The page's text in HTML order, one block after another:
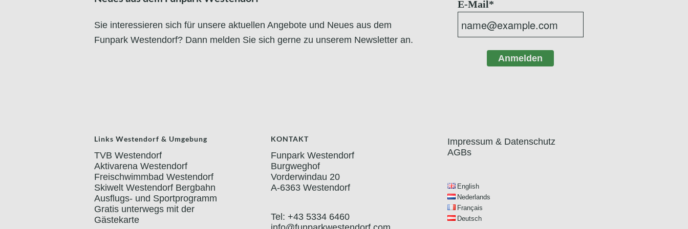
Sie interessieren sich für unsere aktuellen Angebote und Neues aus dem
Funpark Westendorf? Dann melden Sie sich gerne zu unserem Newsletter an.
E-Mail*
Anmelden
Links Westendorf & Umgebung
TVB Westendorf
Aktivarena Westendorf
Freischwimmbad Westendorf
Skiwelt Westendorf Bergbahn
Ausflugs- und Sportprogramm
Gratis unterwegs mit der
Gästekarte
KONTAKT
Funpark Westendorf
Burgweghof
Vorderwindau 20
A-6363 Westendorf
Tel: +43 5334 6460
Impressum & Datenschutz
AGBs
English
Nederlands
Français
Deutsch